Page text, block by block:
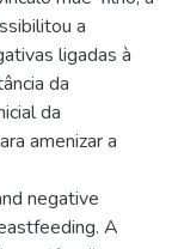
a
ligadas à
da
da
amenizar a
negative
A